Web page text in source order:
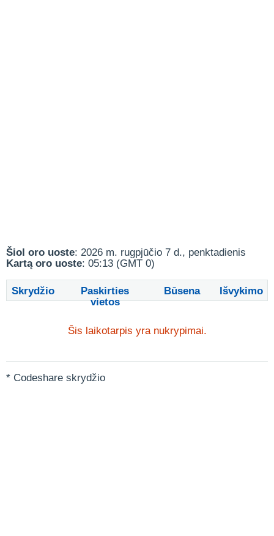
Šiol oro uoste: 2026 m. rugpjūčio 7 d., penktadienis
Kartą oro uoste: 05:13 (GMT 0)
Skrydžio
Paskirties
vietos
Būsena Išvykimo
Šis laikotarpis yra nukrypimai.
* Codeshare skrydžio